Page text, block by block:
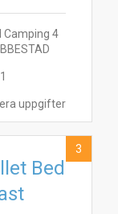
uppgifter
Camping 4
Bed
3